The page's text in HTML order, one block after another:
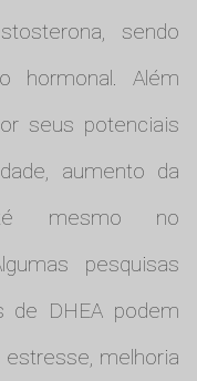
sendo
hormonal. Além
seus potenciais
aumento da
mesmo no
pesquisas
de DHEA podem
melhoria